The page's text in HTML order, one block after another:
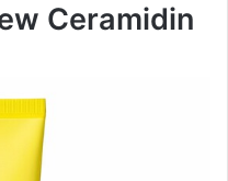
Ceramidin